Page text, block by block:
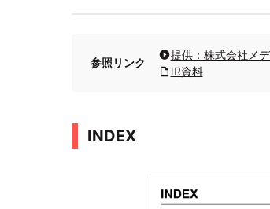
参照リンク
提供：株式会社メ
IR資料
INDEX